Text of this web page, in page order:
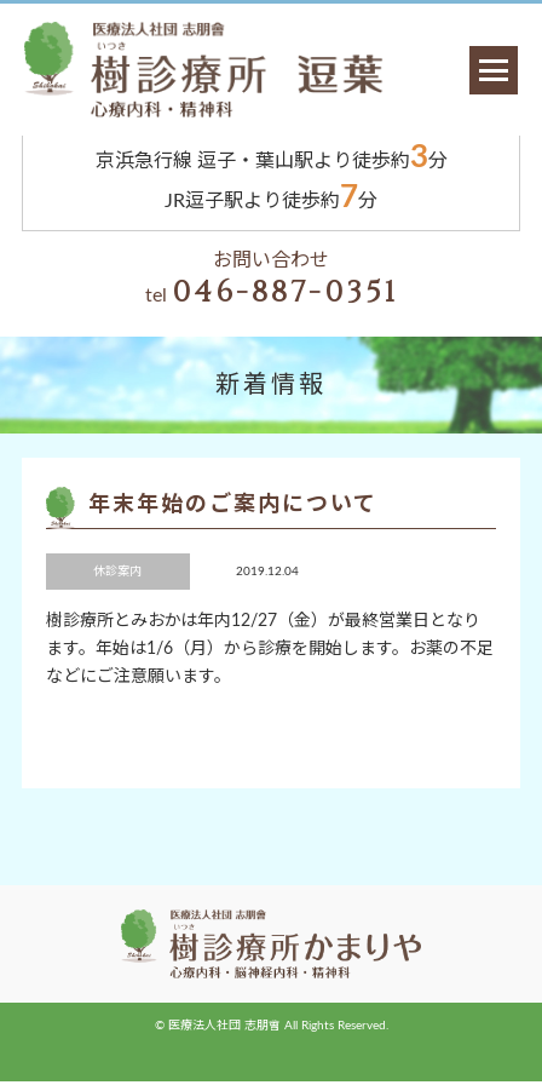
京浜急行線 逗子・葉山駅より徒歩約3分
JR逗子駅より徒歩約7分
お問い合わせ
tel
046-887-0351
新着情報
年末年始のご案内について
休診案内 2019.12.04
樹診療所とみおかは年内12/27（金）が最終営業日となり
ます。年始は1/6（月）から診療を開始します。お薬の不足
などにご注意願います。
© 医療法人社団 志朋會 All Rights Reserved.